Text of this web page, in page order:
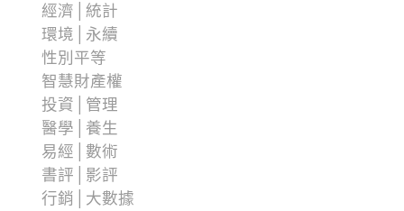
經濟│統計
環境│永續
性別平等
智慧財產權
投資│管理
醫學│養生
易經│數術
書評│影評
行銷│大數據